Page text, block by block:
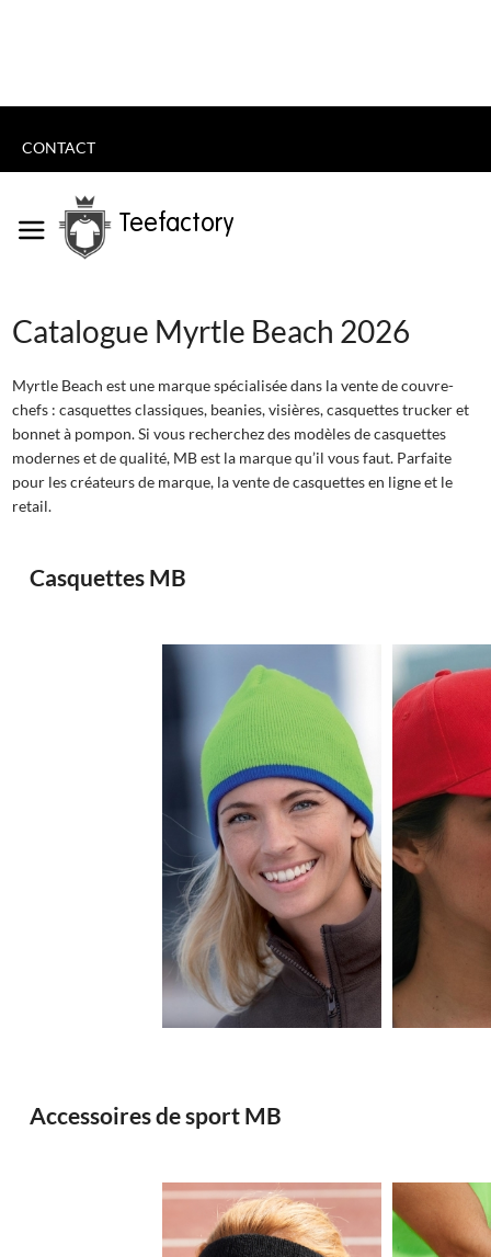
CONTACT
Teefactory
Catalogue Myrtle Beach 2026
Myrtle Beach est une marque spécialisée dans la vente de couvre-
chefs : casquettes classiques, beanies, visières, casquettes trucker et
bonnet à pompon. Si vous recherchez des modèles de casquettes
modernes et de qualité, MB est la marque qu’il vous faut. Parfaite
pour les créateurs de marque, la vente de casquettes en ligne et le
retail.
Casquettes MB
2.23€
Accessoires de sport MB